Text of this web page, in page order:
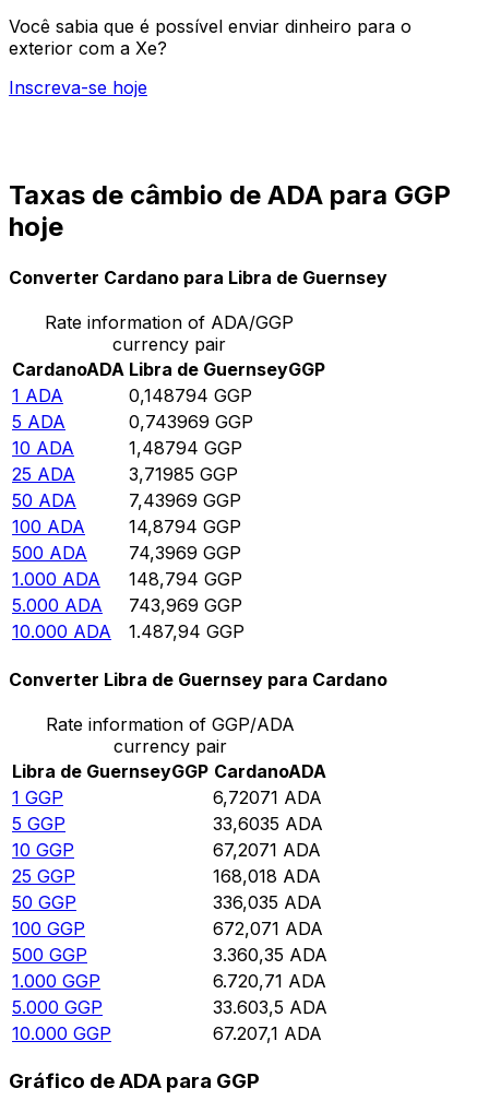
Você sabia que é possível enviar dinheiro para o
exterior com a Xe?
Inscreva-se hoje
Taxas de câmbio de ADA para GGP
hoje
Converter Cardano para Libra de Guernsey
Rate information of ADA/GGP
currency pair
CardanoADA Libra de GuernseyGGP
1 ADA 0,148794 GGP
5 ADA 0,743969 GGP
10 ADA 1,48794 GGP
25 ADA 3,71985 GGP
50 ADA 7,43969 GGP
100 ADA 14,8794 GGP
500 ADA 74,3969 GGP
1.000 ADA 148,794 GGP
5.000 ADA 743,969 GGP
10.000 ADA 1.487,94 GGP
Converter Libra de Guernsey para Cardano
Rate information of GGP/ADA
currency pair
Libra de GuernseyGGP CardanoADA
1 GGP 6,72071 ADA
5 GGP 33,6035 ADA
10 GGP 67,2071 ADA
25 GGP 168,018 ADA
50 GGP 336,035 ADA
100 GGP 672,071 ADA
500 GGP 3.360,35 ADA
1.000 GGP 6.720,71 ADA
5.000 GGP 33.603,5 ADA
10.000 GGP 67.207,1 ADA
Gráfico de ADA para GGP